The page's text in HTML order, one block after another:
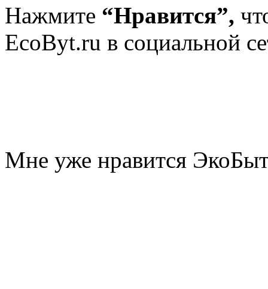
Нажмите “Нравится”,
EcoByt.ru в социальной
Мне уже нравится